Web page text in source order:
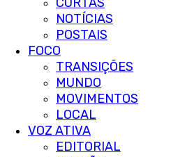
NOTÍCIAS
POSTAIS
FOCO
TRANSIÇÕES
MUNDO
MOVIMENTOS
LOCAL
VOZ ATIVA
EDITORIAL